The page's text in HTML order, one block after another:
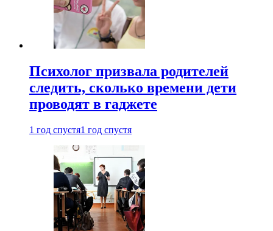
Психолог призвала родителей
следить, сколько времени дети
проводят в гаджете
1 год спустя1 год спустя